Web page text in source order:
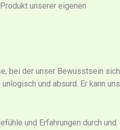
unserer eigenen
bei der unser Bewusstsein sich
und absurd. Er kann uns
und Erfahrungen durch und